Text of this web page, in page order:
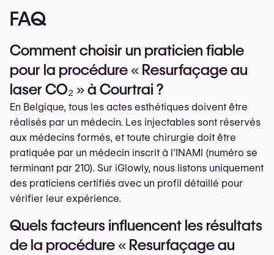
FAQ
Comment choisir un praticien fiable
pour la procédure « Resurfaçage au
laser CO₂ » à Courtrai ?
En Belgique, tous les actes esthétiques doivent être
réalisés par un médecin. Les injectables sont réservés
aux médecins formés, et toute chirurgie doit être
pratiquée par un médecin inscrit à l’INAMI (numéro se
terminant par 210). Sur iGlowly, nous listons uniquement
des praticiens certifiés avec un profil détaillé pour
vérifier leur expérience.
Quels facteurs influencent les résultats
de la procédure « Resurfaçage au